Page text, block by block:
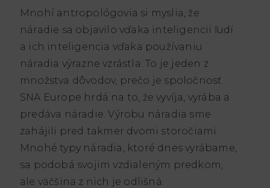
Mnohí antropológovia si myslia, že
náradie sa objavilo vďaka inteligencii ľudí
a ich inteligencia vďaka používaniu
náradia výrazne vzrástla. To je jeden z
množstva dôvodov, prečo je spoločnosť
SNA Europe hrdá na to, že vyvíja, vyrába a
predáva náradie. Výrobu náradia sme
zahájili pred takmer dvomi storočiami.
Mnohé typy náradia, ktoré dnes vyrábame,
sa podobá svojim vzdialeným predkom,
ale väčšina z nich je odlišná.